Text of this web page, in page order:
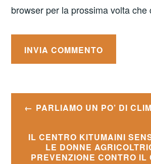
browser per la prossima volta che
Navigazione
PARLIAMO UN PO’ DI
IL CENTRO KITUMAINI
LE DONNE
PREVENZIONE CONTRO IL